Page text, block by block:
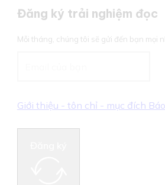
Đăng ký trải nghiệm đọc
Mỗi tháng, chúng tôi sẽ gửi đến bạn mọi
Giới thiệu - tôn chỉ - mục đích